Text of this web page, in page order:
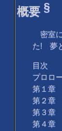
概要§
密室に
た! 夢
目次
プロロ
第１章
第２章
第３章
第４章